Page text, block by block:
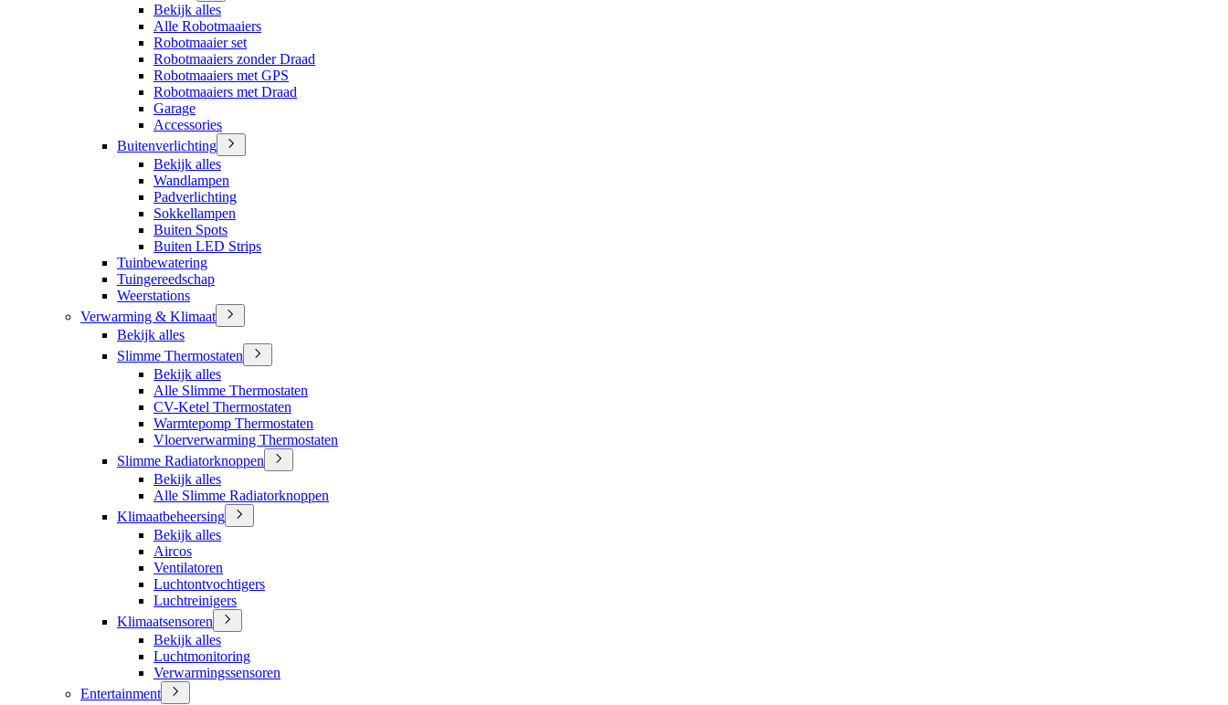
Bekijk alles
Alle Robotmaaiers
Robotmaaier set
Robotmaaiers zonder Draad
Robotmaaiers met GPS
Robotmaaiers met Draad
Garage
Accessories
Buitenverlichting
Bekijk alles
Wandlampen
Padverlichting
Sokkellampen
Buiten Spots
Buiten LED Strips
Tuinbewatering
Tuingereedschap
Weerstations
Verwarming & Klimaat
Bekijk alles
Slimme Thermostaten
Bekijk alles
Alle Slimme Thermostaten
CV-Ketel Thermostaten
Warmtepomp Thermostaten
Vloerverwarming Thermostaten
Slimme Radiatorknoppen
Bekijk alles
Alle Slimme Radiatorknoppen
Klimaatbeheersing
Bekijk alles
Aircos
Ventilatoren
Luchtontvochtigers
Luchtreinigers
Klimaatsensoren
Bekijk alles
Luchtmonitoring
Verwarmingssensoren
Entertainment